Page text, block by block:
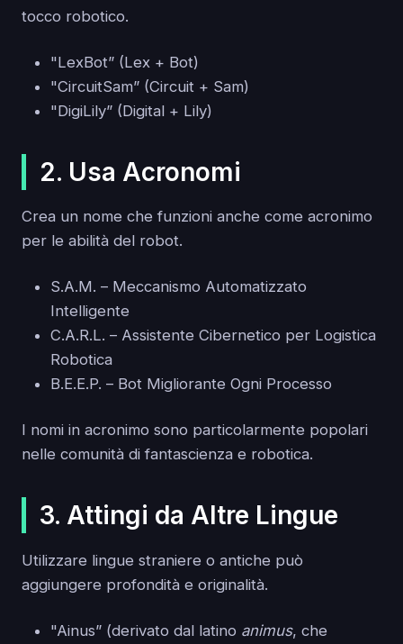
tocco robotico.
"LexBot” (Lex + Bot)
"CircuitSam” (Circuit + Sam)
"DigiLily” (Digital + Lily)
2. Usa Acronomi
Crea un nome che funzioni anche come acronimo
per le abilità del robot.
S.A.M. – Meccanismo Automatizzato
Intelligente
C.A.R.L. – Assistente Cibernetico per Logistica
Robotica
B.E.E.P. – Bot Migliorante Ogni Processo
I nomi in acronimo sono particolarmente popolari
nelle comunità di fantascienza e robotica.
3. Attingi da Altre Lingue
Utilizzare lingue straniere o antiche può
aggiungere profondità e originalità.
"Ainus” (derivato dal latino animus, che